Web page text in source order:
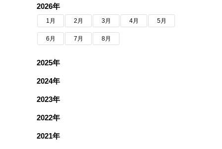
2026年
1月 2月 3月 4月 5月
6月 7月 8月
2025年
2024年
2023年
2022年
2021年